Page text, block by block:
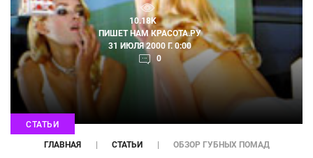
10.18K
ПИШЕТ НАМ КРАСОТА.РУ
31 ИЮЛЯ 2000 Г. 0:00
0
СТАТЬИ
ГЛАВНАЯ СТАТЬИ ОБЗОР ГУБНЫХ ПОМАД